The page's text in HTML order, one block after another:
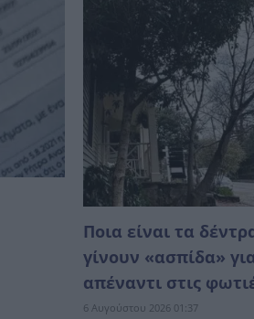
Ποια είναι τα
γίνουν «ασπίδα»
απέναντι στις
6 Αυγούστου 2026 01:37